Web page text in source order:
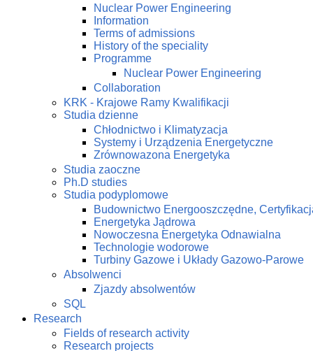
Nuclear Power Engineering
Information
Terms of admissions
History of the speciality
Programme
Nuclear Power Engineering
Collaboration
KRK - Krajowe Ramy Kwalifikacji
Studia dzienne
Chłodnictwo i Klimatyzacja
Systemy i Urządzenia Energetyczne
Zrównowazona Energetyka
Studia zaoczne
Ph.D studies
Studia podyplomowe
Budownictwo Energooszczędne,
Energetyka Jądrowa
Nowoczesna Energetyka Odnawialna
Technologie wodorowe
Turbiny Gazowe i Układy Gazowo-Parowe
Absolwenci
Zjazdy absolwentów
SQL
Research
Fields of research activity
Research projects